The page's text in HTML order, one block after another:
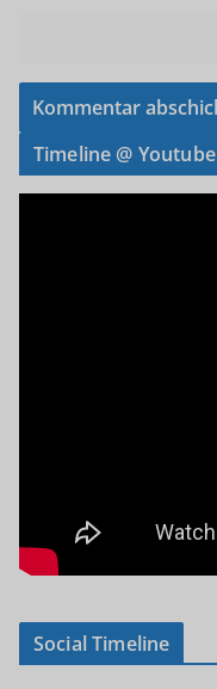
Timeline @ Youtube
Social Timeline